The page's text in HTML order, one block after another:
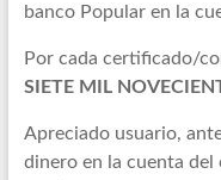
banco Popular en la
Por cada certificado/
SIETE MIL
Apreciado usuario,
dinero en la cuenta del